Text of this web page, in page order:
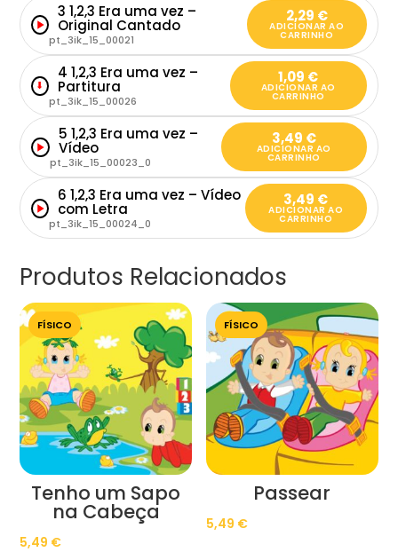
3 1,2,3 Era uma vez –
Original Cantado
pt_3ik_15_00021
2,29 €
ADICIONAR AO
CARRINHO
⬇
4 1,2,3 Era uma vez –
Partitura
pt_3ik_15_00026
1,09 €
ADICIONAR AO
CARRINHO
5 1,2,3 Era uma vez –
Vídeo
pt_3ik_15_00023_0
3,49 €
ADICIONAR AO
CARRINHO
6 1,2,3 Era uma vez – Vídeo
com Letra
pt_3ik_15_00024_0
3,49 €
ADICIONAR AO
CARRINHO
Produtos Relacionados
FÍSICO
Tenho um Sapo
na Cabeça
5,49 €
FÍSICO
Passear
5,49 €